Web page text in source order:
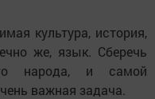
культура, история,
же, язык. Сберечь
народа, и самой
важная задача.